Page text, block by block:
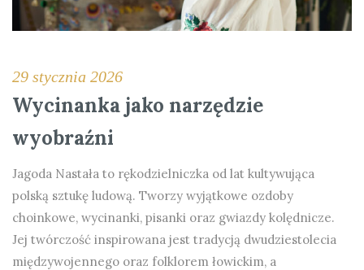
29 stycznia 2026
Wycinanka jako narzędzie
wyobraźni
Jagoda Nastała to rękodzielniczka od lat kultywująca
polską sztukę ludową. Tworzy wyjątkowe ozdoby
choinkowe, wycinanki, pisanki oraz gwiazdy kolędnicze.
Jej twórczość inspirowana jest tradycją dwudziestolecia
międzywojennego oraz folklorem łowickim, a